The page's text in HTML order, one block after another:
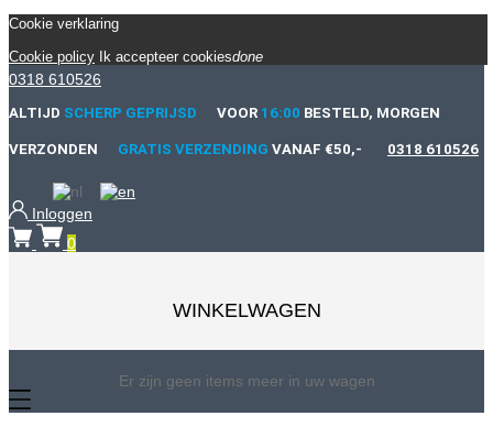
Cookie verklaring
Cookie policy
Ik accepteer cookiesdone
0318 610526
ALTIJD SCHERP GEPRIJSD VOOR 16:00 BESTELD, MORGEN
VERZONDEN GRATIS VERZENDING VANAF €50,- 0318 610526
Inloggen
0
WINKELWAGEN
Er zijn geen items meer in uw wagen